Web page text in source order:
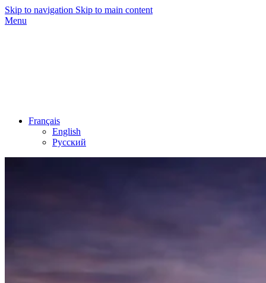
Skip to navigation Skip to main content
Menu
Français
English
Русский